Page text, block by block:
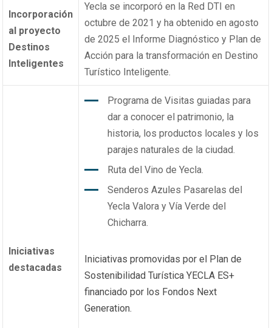
Incorporación
al proyecto
Destinos
Inteligentes
Yecla se incorporó en la Red DTI en
octubre de 2021 y ha obtenido en agosto
de 2025 el Informe Diagnóstico y Plan de
Acción para la transformación en Destino
Turístico Inteligente.
Iniciativas
destacadas
Programa de Visitas guiadas para
dar a conocer el patrimonio, la
historia, los productos locales y los
parajes naturales de la ciudad.
Ruta del Vino de Yecla.
Senderos Azules Pasarelas del
Yecla Valora y Vía Verde del
Chicharra.
Iniciativas promovidas por el Plan de
Sostenibilidad Turística YECLA ES+
financiado por los Fondos Next
Generation.